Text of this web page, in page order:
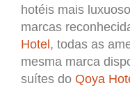
hotéis mais
marcas
Hotel, todas as
mesma marca
suítes do Qoya